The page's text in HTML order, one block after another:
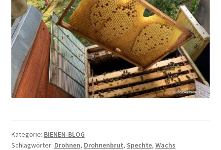
Kategorie: BIENEN-BLOG
Schlagwörter: Drohnen, Drohnenbrut, Spechte, Wachs